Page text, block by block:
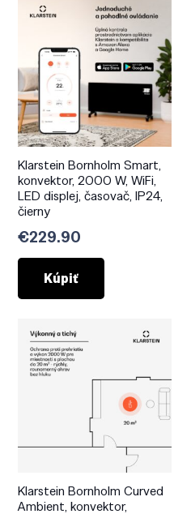
Klarstein Bornholm Smart,
konvektor, 2000 W, WiFi,
LED displej, časovač, IP24,
čierny
€229.90
Kúpiť
Klarstein Bornholm Curved
Ambient, konvektor,